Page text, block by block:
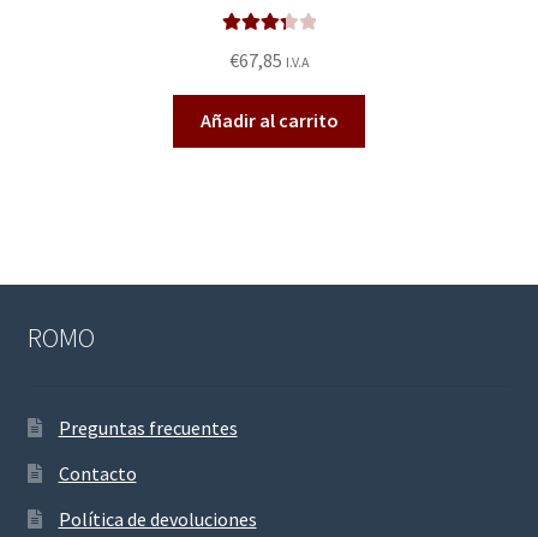
3.40
de 5
€67,85 I.V.A
Añadir al carrito
ROMO
Preguntas frecuentes
Contacto
Política de devoluciones